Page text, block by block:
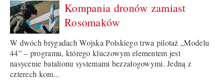
Kompania dronów zamiast
Rosomaków
W dwóch brygadach Wojska Polskiego trwa pilotaż „Modelu
44” – programu, którego kluczowym elementem jest
nasycenie batalionu systemami bezzałogowymi. Jedną z
czterech kom...